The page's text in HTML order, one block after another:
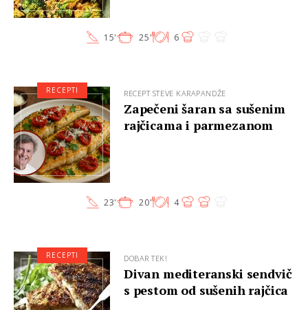
15' 25' 6
RECEPT STEVE KARAPANDŽE
Zapečeni šaran sa sušenim
rajčicama i parmezanom
23' 20' 4
RECEPTI
DOBAR TEK!
Divan mediteranski sendvič
s pestom od sušenih rajčica
RECEPTI